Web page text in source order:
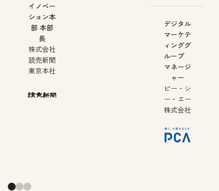
イノベー
ション本
部 本部
長
株式会社
読売新聞
東京本社
デジタル
マーケテ
ィンググ
ループ
マネージ
ャー
ピー・シ
ー・エー
株式会社